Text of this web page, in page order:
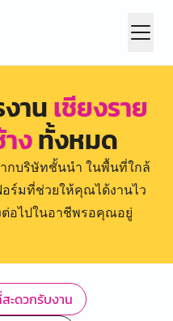
านเชียงราย
งทั้งหมด
กบริษัทชั้นนำ ในพื้นที่ใกล้
ร์มที่ช่วยให้คุณได้งานไว
ต่อไปในอาชีพรอคุณอยู่
ะดวกรับงาน